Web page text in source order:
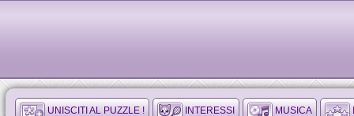
UNISCITI AL PUZZLE ! INTERESSI MUSICA